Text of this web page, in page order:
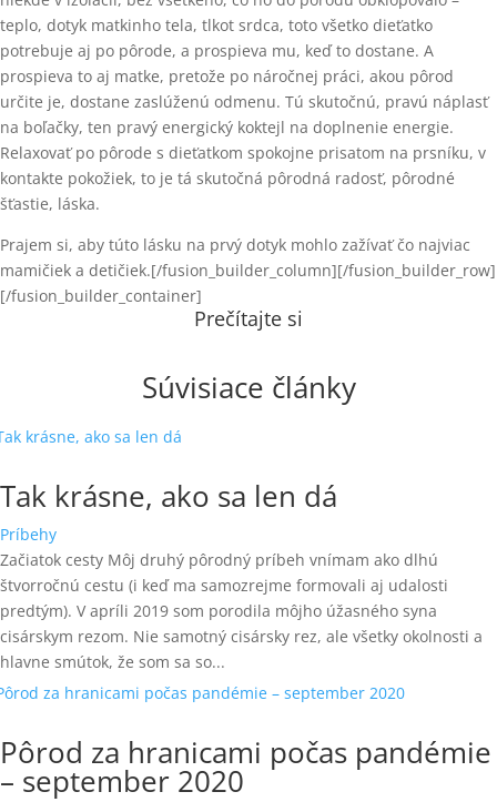
teplo, dotyk matkinho tela, tlkot srdca, toto všetko dieťatko
potrebuje aj po pôrode, a prospieva mu, keď to dostane. A
prospieva to aj matke, pretože po náročnej práci, akou pôrod
určite je, dostane zaslúženú odmenu. Tú skutočnú, pravú náplasť
na boľačky, ten pravý energický koktejl na doplnenie energie.
Relaxovať po pôrode s dieťatkom spokojne prisatom na prsníku, v
kontakte pokožiek, to je tá skutočná pôrodná radosť, pôrodné
šťastie, láska.
Prajem si, aby túto lásku na prvý dotyk mohlo zažívať čo najviac
mamičiek a detičiek.[/fusion_builder_column][/fusion_builder_row]
[/fusion_builder_container]
Prečítajte si
Súvisiace články
Tak krásne, ako sa len dá
Príbehy
Začiatok cesty Môj druhý pôrodný príbeh vnímam ako dlhú
štvorročnú cestu (i keď ma samozrejme formovali aj udalosti
predtým). V apríli 2019 som porodila môjho úžasného syna
cisárskym rezom. Nie samotný cisársky rez, ale všetky okolnosti a
hlavne smútok, že som sa so...
Pôrod za hranicami počas pandémie
– september 2020